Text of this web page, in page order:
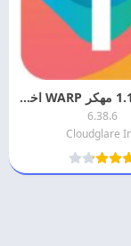
تنزيل 1.1.1.1 مهكر WARP اخر اصدار 2026 APK + Mod
6.38.6
Cloudglare